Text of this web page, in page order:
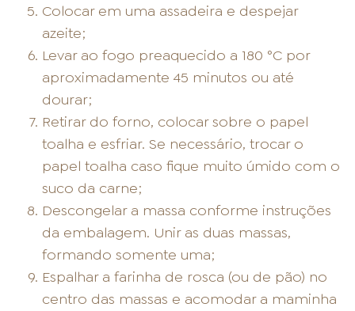
Colocar em uma assadeira e despejar
azeite;
Levar ao fogo preaquecido a 180 °C por
aproximadamente 45 minutos ou até
dourar;
Retirar do forno, colocar sobre o papel
toalha e esfriar. Se necessário, trocar o
papel toalha caso fique muito úmido com o
suco da carne;
Descongelar a massa conforme instruções
da embalagem. Unir as duas massas,
formando somente uma;
Espalhar a farinha de rosca (ou de pão) no
centro das massas e acomodar a maminha